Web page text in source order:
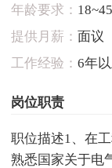
年龄要求：
提供月薪： 面议
工作经验： 6年
岗位职责
职位描述1、在
熟悉国家关于电